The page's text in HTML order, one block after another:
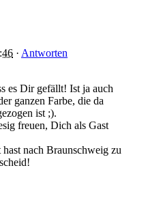
· Antworten
es Dir gefällt! Ist ja auch
ganzen Farbe, die da
ist ;).
freuen, Dich als Gast
nach Braunschweig zu